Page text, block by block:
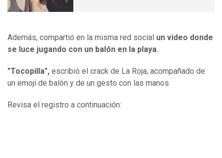
Además, compartió en la misma red social un video donde
se luce jugando con un balón en la playa.
"Tocopilla", escribió el crack de La Roja, acompañado de
un emoji de balón y de un gesto con las manos.
Revisa el registro a continuación: